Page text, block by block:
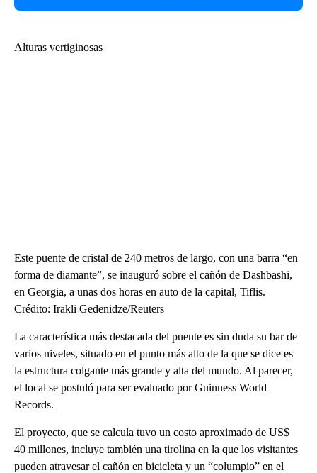
Alturas vertiginosas
Este puente de cristal de 240 metros de largo, con una barra “en
forma de diamante”, se inauguró sobre el cañón de Dashbashi,
en Georgia, a unas dos horas en auto de la capital, Tiflis.
Crédito: Irakli Gedenidze/Reuters
La característica más destacada del puente es sin duda su bar de
varios niveles, situado en el punto más alto de la que se dice es
la estructura colgante más grande y alta del mundo. Al parecer,
el local se postuló para ser evaluado por Guinness World
Records.
El proyecto, que se calcula tuvo un costo aproximado de US$
40 millones, incluye también una tirolina en la que los visitantes
pueden atravesar el cañón en bicicleta y un “columpio” en el